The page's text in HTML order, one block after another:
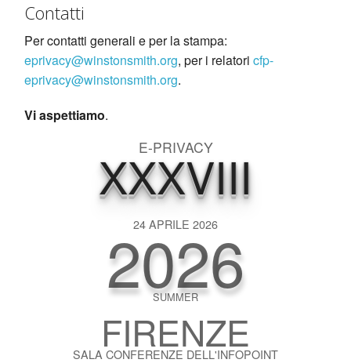
Contatti
Per contatti generali e per la stampa:
eprivacy@winstonsmith.org, per i relatori cfp-
eprivacy@winstonsmith.org.
Vi aspettiamo.
E-PRIVACY
XXXVIII
24 APRILE 2026
2026
SUMMER
FIRENZE
SALA CONFERENZE DELL'INFOPOINT